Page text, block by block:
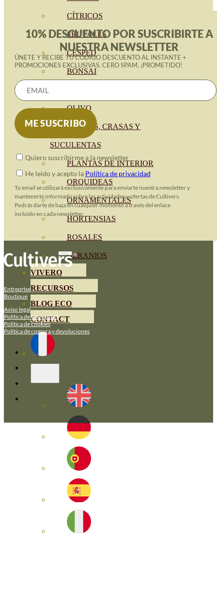
CÍTRICOS
FRUTALES
CÉSPED
BONSAI
OLIVO
CACTUS, CRASAS Y
SUCULENTAS
PLANTAS DE INTERIOR
ORQUIDEAS
ORNAMENTALES
HORTENSIAS
ROSALES
GERANIOS
VIVERO
RECURSOS
BLOG ECO
CONTACT
10% DESCUENTO POR SUSCRIBIRTE A
NUESTRA NEWSLETTER
ÚNETE Y RECIBE TU CÓDIGO DESCUENTO AL INSTANTE +
PROMOCIONES EXCLUSIVAS. CERO SPAM, ¡PROMETIDO!
Quiero suscribirme a la newsletter
He leido y acepto la Política de privacidad
Tu email se utilizará exclusivamente para enviarte nuestra newsletter y
mantenerte informado sobre las actividades y ofertas de Cultivers.
Podrás darte de baja en cualquier momento a través del enlace
incluido en cada newsletter.
Entreprise
Boutique
Aviso legal
Política de Privacidad
Política de cookies
Política de compra y devoluciones